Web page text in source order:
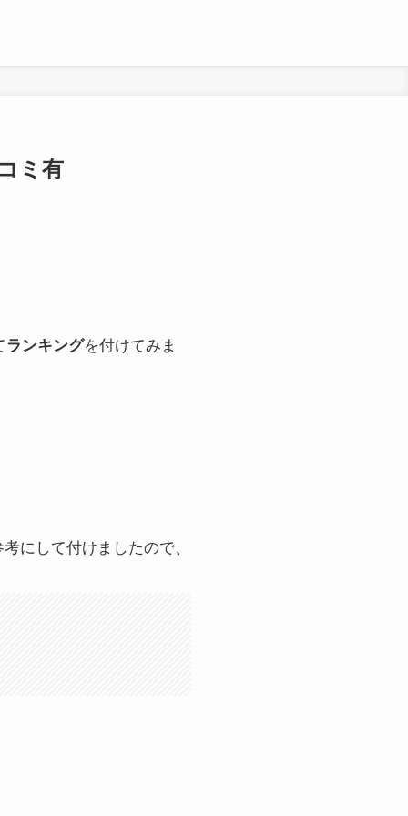
ミ有
ランキングを付けてみま
にして付けましたので、